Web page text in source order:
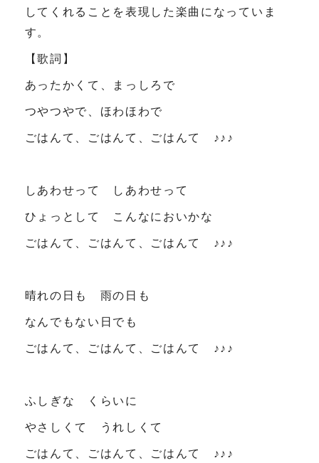
してくれることを表現した楽曲になっていま
す。
【歌詞】
あったかくて、まっしろで
つやつやで、ほわほわで
ごはんて、ごはんて、ごはんて ♪♪♪
しあわせって しあわせって
ひょっとして こんなにおいかな
ごはんて、ごはんて、ごはんて ♪♪♪
晴れの日も 雨の日も
なんでもない日でも
ごはんて、ごはんて、ごはんて ♪♪♪
ふしぎな くらいに
やさしくて うれしくて
ごはんて、ごはんて、ごはんて ♪♪♪